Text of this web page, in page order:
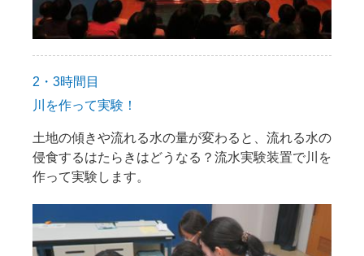
2・3時間目
川を作って実験！
土地の傾きや流れる水の量が変わると、流れる水の
侵食するはたらきはどうなる？流水実験装置で川を
作って実験します。